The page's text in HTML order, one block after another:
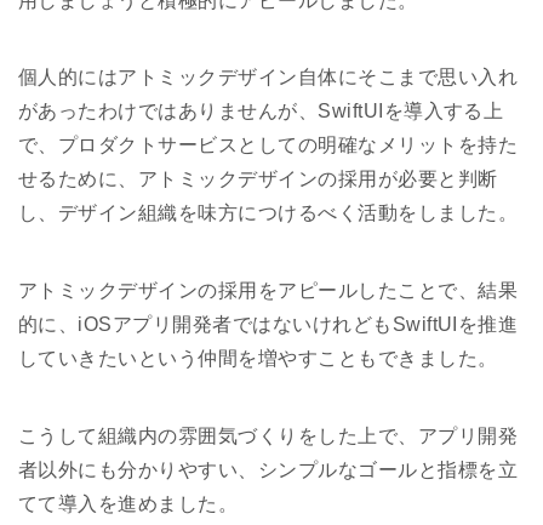
個人的にはアトミックデザイン自体にそこまで思い入れ
があったわけではありませんが、SwiftUIを導入する上
で、プロダクトサービスとしての明確なメリットを持た
せるために、アトミックデザインの採用が必要と判断
し、デザイン組織を味方につけるべく活動をしました。
アトミックデザインの採用をアピールしたことで、結果
的に、iOSアプリ開発者ではないけれどもSwiftUIを推進
していきたいという仲間を増やすこともできました。
こうして組織内の雰囲気づくりをした上で、アプリ開発
者以外にも分かりやすい、シンプルなゴールと指標を立
てて導入を進めました。